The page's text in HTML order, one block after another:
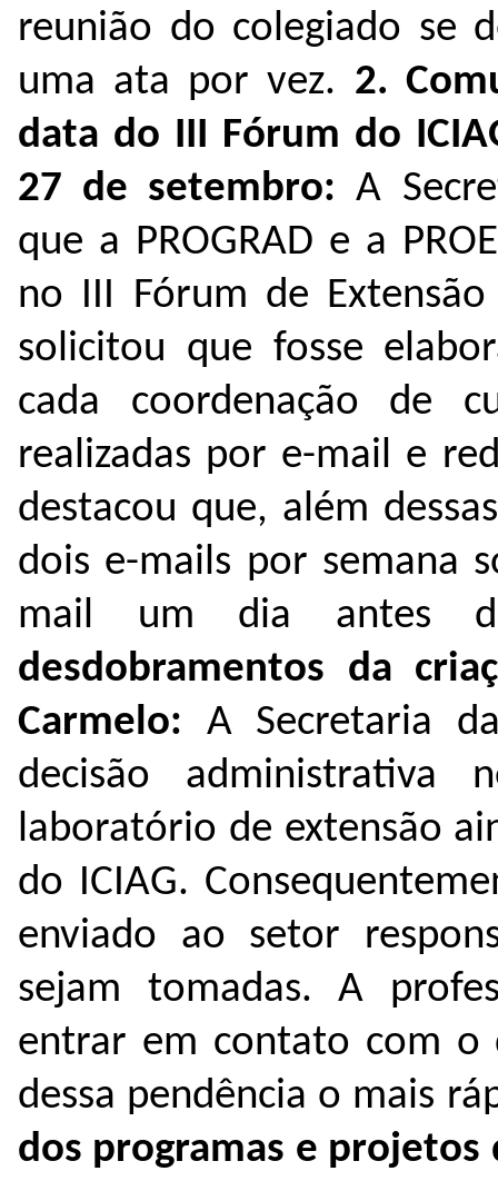
reunião do colegiado se
uma ata por vez. 2.
data do III Fórum do
27 de setembro:A
que a PROGRAD e a
no III Fórum de
solicitou que fosse
cada coordenação de
realizadas por e-mail e
destacou que, além
dois e-mails por semana
mail um dia antes
desdobramentos da
Carmelo: A Secretaria
decisão administrativa
laboratório de extensão
do ICIAG.
enviado ao setor
sejam tomadas. A
entrar em contato com o
dessa pendência o mais
dos programas e projetos